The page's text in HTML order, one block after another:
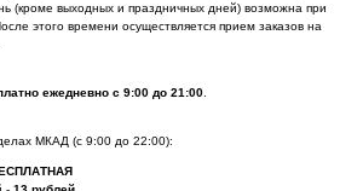
(кроме выходных и праздничных дней) возможна при
этого времени осуществляется прием заказов на
ежедневно с 9:00 до 21:00.
МКАД (с 9:00 до 22:00):